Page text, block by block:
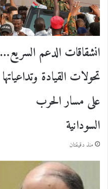
انشقاقات الدعم السريع…
تحولات القيادة وتداعياتها
على مسار الحرب
السودانية
منذ دقيقتان